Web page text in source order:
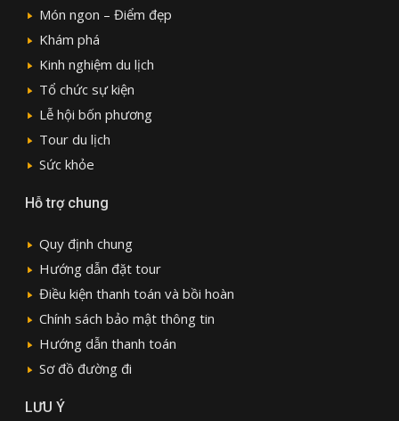
Món ngon – Điểm đẹp
Khám phá
Kinh nghiệm du lịch
Tổ chức sự kiện
Lễ hội bốn phương
Tour du lịch
Sức khỏe
Hỗ trợ chung
Quy định chung
Hướng dẫn đặt tour
Điều kiện thanh toán và bồi hoàn
Chính sách bảo mật thông tin
Hướng dẫn thanh toán
Sơ đồ đường đi
LƯU Ý